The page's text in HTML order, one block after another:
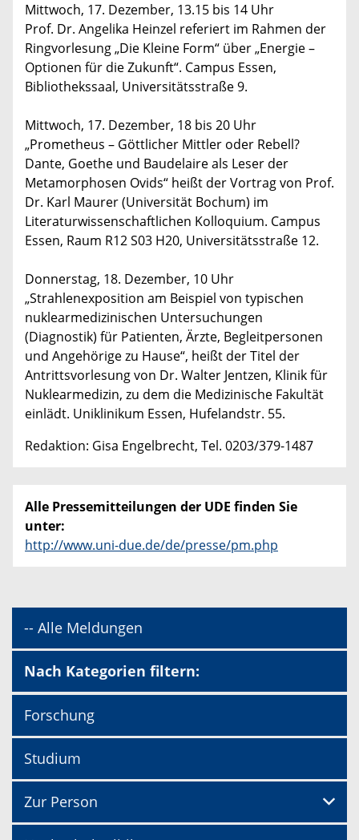
Mittwoch, 17. Dezember, 13.15 bis 14 Uhr
Prof. Dr. Angelika Heinzel referiert im Rahmen der
Ringvorlesung „Die Kleine Form“ über „Energie –
Optionen für die Zukunft“. Campus Essen,
Bibliothekssaal, Universitätsstraße 9.
Mittwoch, 17. Dezember, 18 bis 20 Uhr
„Prometheus – Göttlicher Mittler oder Rebell?
Dante, Goethe und Baudelaire als Leser der
Metamorphosen Ovids“ heißt der Vortrag von Prof.
Dr. Karl Maurer (Universität Bochum) im
Literaturwissenschaftlichen Kolloquium. Campus
Essen, Raum R12 S03 H20, Universitätsstraße 12.
Donnerstag, 18. Dezember, 10 Uhr
„Strahlenexposition am Beispiel von typischen
nuklearmedizinischen Untersuchungen
(Diagnostik) für Patienten, Ärzte, Begleitpersonen
und Angehörige zu Hause“, heißt der Titel der
Antrittsvorlesung von Dr. Walter Jentzen, Klinik für
Nuklearmedizin, zu dem die Medizinische Fakultät
einlädt. Uniklinikum Essen, Hufelandstr. 55.
Redaktion: Gisa Engelbrecht, Tel. 0203/379-1487
Alle Pressemitteilungen der UDE finden Sie
unter:
http://www.uni-due.de/de/presse/pm.php
-- Alle Meldungen
Nach Kategorien filtern:
Forschung
Studium
Zur Person